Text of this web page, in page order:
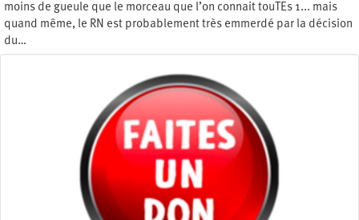
moins de gueule que le morceau que l’on connait touTEs 1... mais
quand même, le RN est probablement très emmerdé par la décision
du…